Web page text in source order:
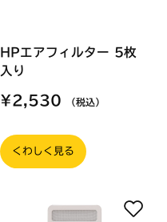
HPエアフィルター 5枚
入り
¥2,530 （税込）
くわしく見る